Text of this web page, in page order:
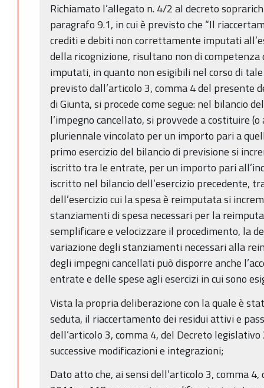
Richiamato l’allegato n. 4/2 al decreto
paragrafo 9.1, in cui è previsto che “Il
crediti e debiti non correttamente imputati
della ricognizione, risultano non di competenza
imputati, in quanto non esigibili nel corso di
previsto dall’articolo 3, comma 4 del presente
di Giunta, si procede come segue: nel bilancio
l’impegno cancellato, si provvede a costituire
pluriennale vincolato per un importo pari a
primo esercizio del bilancio di previsione si
iscritto tra le entrate, per un importo pari
iscritto nel bilancio dell’esercizio precedente,
dell’esercizio cui la spesa è reimputata si
stanziamenti di spesa necessari per la
semplificare e velocizzare il procedimento, la
variazione degli stanziamenti necessari alla
degli impegni cancellati può disporre anche
entrate e delle spese agli esercizi in cui sono
Vista la propria deliberazione con la quale è
seduta, il riaccertamento dei residui attivi e
dell’articolo 3, comma 4, del Decreto
successive modificazioni e integrazioni;
Dato atto che, ai sensi dell’articolo 3, comma